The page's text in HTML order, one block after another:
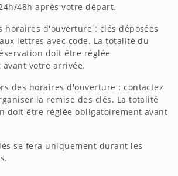
48h après votre départ.
horaires d'ouverture : clés déposées
lettres avec code. La totalité du
doit être réglée
votre arrivée.
des horaires d'ouverture : contactez
la remise des clés. La totalité
doit être réglée obligatoirement avant
se fera uniquement durant les